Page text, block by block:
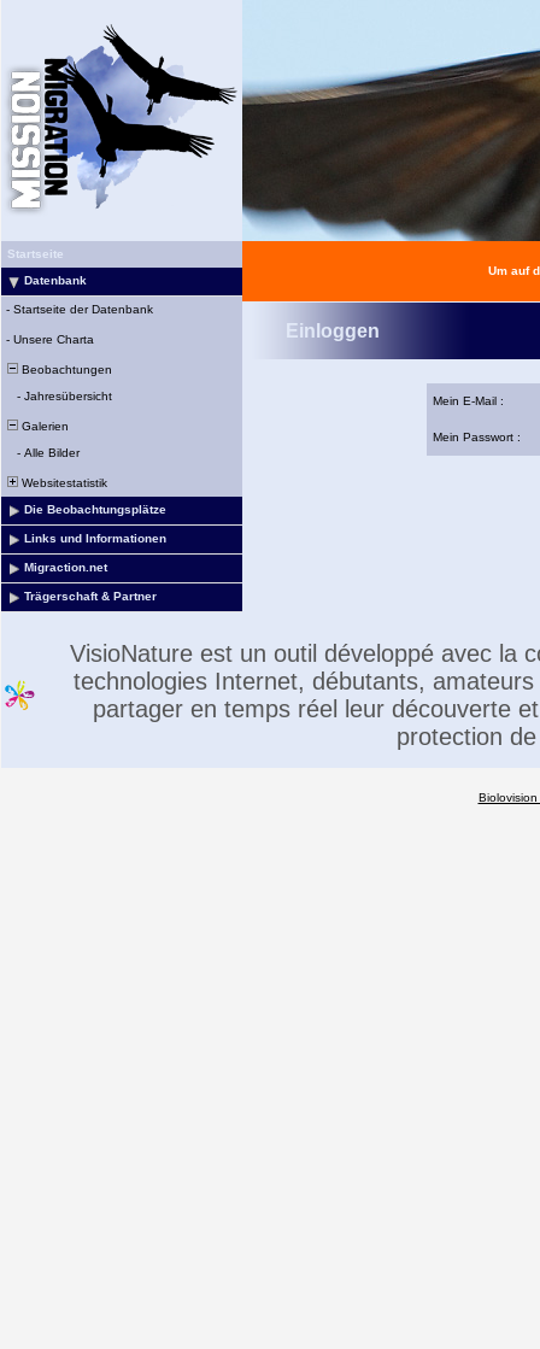
Startseite
Datenbank
- Startseite der Datenbank
- Unsere Charta
Beobachtungen
- Jahresübersicht
Galerien
- Alle Bilder
Websitestatistik
Die Beobachtungsplätze
Links und Informationen
Migraction.net
Trägerschaft & Partner
Um auf
Einloggen
Mein E-Mail :
Mein Passwort :
VisioNature est un outil développé avec la
technologies Internet, débutants,
partager en temps réel leur découverte
protection
Biolovision